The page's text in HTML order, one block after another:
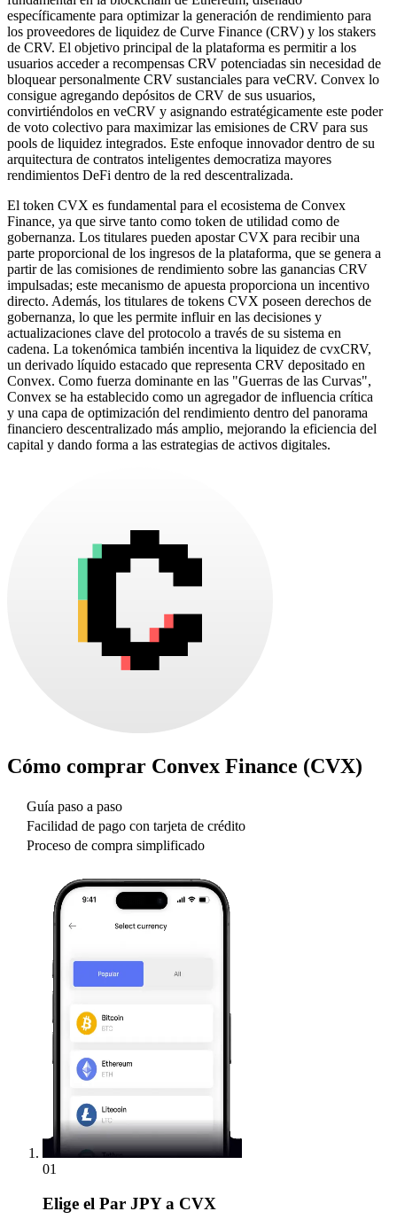
específicamente para optimizar la generación de rendimiento para
los proveedores de liquidez de Curve Finance (CRV) y los stakers
de CRV. El objetivo principal de la plataforma es permitir a los
usuarios acceder a recompensas CRV potenciadas sin necesidad de
bloquear personalmente CRV sustanciales para veCRV. Convex lo
consigue agregando depósitos de CRV de sus usuarios,
convirtiéndolos en veCRV y asignando estratégicamente este poder
de voto colectivo para maximizar las emisiones de CRV para sus
pools de liquidez integrados. Este enfoque innovador dentro de su
arquitectura de contratos inteligentes democratiza mayores
rendimientos DeFi dentro de la red descentralizada.
El token CVX es fundamental para el ecosistema de Convex
Finance, ya que sirve tanto como token de utilidad como de
gobernanza. Los titulares pueden apostar CVX para recibir una
parte proporcional de los ingresos de la plataforma, que se genera a
partir de las comisiones de rendimiento sobre las ganancias CRV
impulsadas; este mecanismo de apuesta proporciona un incentivo
directo. Además, los titulares de tokens CVX poseen derechos de
gobernanza, lo que les permite influir en las decisiones y
actualizaciones clave del protocolo a través de su sistema en
cadena. La tokenómica también incentiva la liquidez de cvxCRV,
un derivado líquido estacado que representa CRV depositado en
Convex. Como fuerza dominante en las "Guerras de las Curvas",
Convex se ha establecido como un agregador de influencia crítica
y una capa de optimización del rendimiento dentro del panorama
financiero descentralizado más amplio, mejorando la eficiencia del
capital y dando forma a las estrategias de activos digitales.
Cómo comprar Convex Finance (CVX)
Guía paso a paso
Facilidad de pago con tarjeta de crédito
Proceso de compra simplificado
01
Elige el Par JPY a CVX